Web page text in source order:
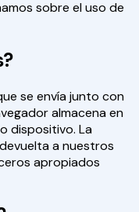
sobre el uso de
se envía junto con
almacena en
dispositivo. La
a nuestros
apropiados